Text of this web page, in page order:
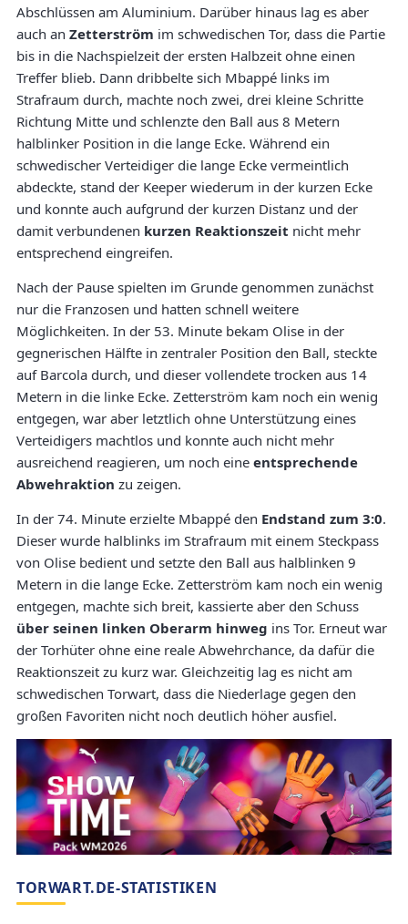
Abschlüssen am Aluminium. Darüber hinaus lag es aber
auch an Zetterström im schwedischen Tor, dass die Partie
bis in die Nachspielzeit der ersten Halbzeit ohne einen
Treffer blieb. Dann dribbelte sich Mbappé links im
Strafraum durch, machte noch zwei, drei kleine Schritte
Richtung Mitte und schlenzte den Ball aus 8 Metern
halblinker Position in die lange Ecke. Während ein
schwedischer Verteidiger die lange Ecke vermeintlich
abdeckte, stand der Keeper wiederum in der kurzen Ecke
und konnte auch aufgrund der kurzen Distanz und der
damit verbundenen kurzen Reaktionszeit nicht mehr
entsprechend eingreifen.
Nach der Pause spielten im Grunde genommen zunächst
nur die Franzosen und hatten schnell weitere
Möglichkeiten. In der 53. Minute bekam Olise in der
gegnerischen Hälfte in zentraler Position den Ball, steckte
auf Barcola durch, und dieser vollendete trocken aus 14
Metern in die linke Ecke. Zetterström kam noch ein wenig
entgegen, war aber letztlich ohne Unterstützung eines
Verteidigers machtlos und konnte auch nicht mehr
ausreichend reagieren, um noch eine entsprechende
Abwehraktion zu zeigen.
In der 74. Minute erzielte Mbappé den Endstand zum 3:0.
Dieser wurde halblinks im Strafraum mit einem Steckpass
von Olise bedient und setzte den Ball aus halblinken 9
Metern in die lange Ecke. Zetterström kam noch ein wenig
entgegen, machte sich breit, kassierte aber den Schuss
über seinen linken Oberarm hinweg ins Tor. Erneut war
der Torhüter ohne eine reale Abwehrchance, da dafür die
Reaktionszeit zu kurz war. Gleichzeitig lag es nicht am
schwedischen Torwart, dass die Niederlage gegen den
großen Favoriten nicht noch deutlich höher ausfiel.
TORWART.DE-STATISTIKEN